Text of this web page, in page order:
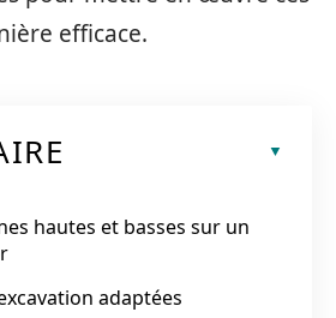
efficace.
hautes et basses sur un
adaptées